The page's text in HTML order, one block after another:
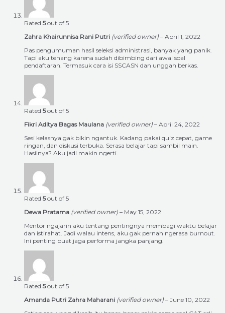
Rated 5out of 5
Zahra Khairunnisa Rani Putri (verified owner) – April 1, 2022
Pas pengumuman hasil seleksi administrasi, banyak yang panik.
Tapi aku tenang karena sudah dibimbing dari awal soal
pendaftaran. Termasuk cara isi SSCASN dan unggah berkas.
Rated 5out of 5
Fikri Aditya Bagas Maulana (verified owner) – April 24, 2022
Sesi kelasnya gak bikin ngantuk. Kadang pakai quiz cepat, game
ringan, dan diskusi terbuka. Serasa belajar tapi sambil main.
Hasilnya? Aku jadi makin ngerti.
Rated 5out of 5
Dewa Pratama (verified owner) – May 15, 2022
Mentor ngajarin aku tentang pentingnya membagi waktu belajar
dan istirahat. Jadi walau intens, aku gak pernah ngerasa burnout.
Ini penting buat jaga performa jangka panjang.
Rated 5out of 5
Amanda Putri Zahra Maharani (verified owner) – June 10, 2022